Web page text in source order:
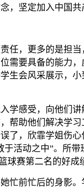
，坚定加入中国共
任，更多的是担
需要具备的能力
生会风采展示，
学感受，向他们
帮助他们解决学
了，欣霏学姐伤
活动之中”。所
球赛第二名的好成
忙前忙后的身影